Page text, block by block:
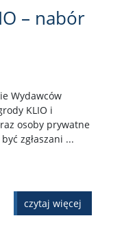
– nabór
Wydawców
KLIO i
osoby prywatne
zgłaszani ...
czytaj więcej